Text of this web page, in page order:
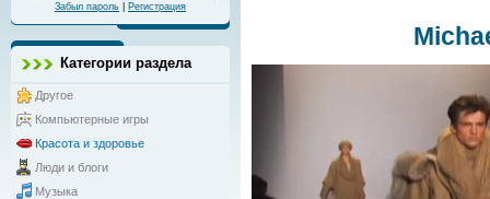
Забыл пароль Регистрация
Категории раздела
Другое
Компьютерные игры
Красота и здоровье
Люди и блоги
Музыка